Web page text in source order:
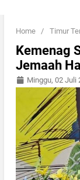
Home / Timur
Kemenag
Jemaah
Minggu, 02 Juli